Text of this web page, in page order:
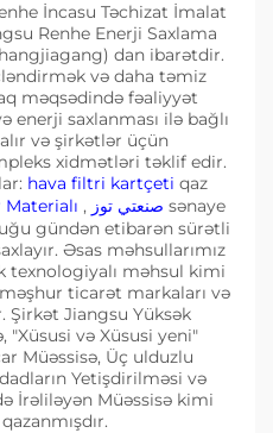
İncasu Təchizat İmalat
Renhe Enerji Saxlama
dan ibarətdir.
və daha təmiz
məqsədində fəaliyyət
enerji saxlanması ilə bağlı
və şirkətlər üçün
xidmətləri təklif edir.
hava filtri kartçeti qaz
,
sənaye
gündən etibarən sürətli
Əsas məhsullarımız
texnologiyalı məhsul kimi
ticarət markaları və
Şirkət Jiangsu Yüksək
"Xüsusi və Xüsusi yeni"
Müəssisə, Üç ulduzlu
Yetişdirilməsi və
İrəliləyən Müəssisə kimi